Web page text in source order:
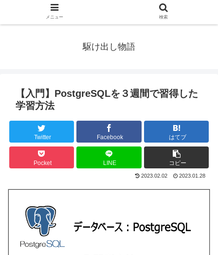
駆け出し物語
【入門】PostgreSQLを３週間で習得した
学習方法
Twitter Facebook はてブ
Pocket LINE コピー
2023.02.02 2023.01.28
メニュー 検索